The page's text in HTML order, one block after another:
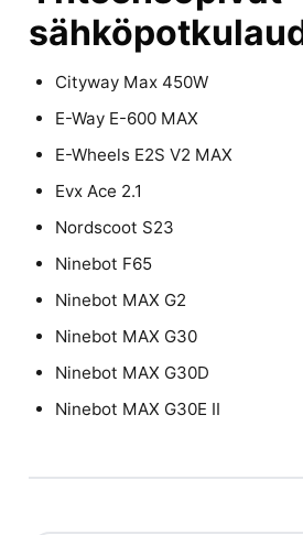
Cityway Max 450W
E-Way E-600 MAX
E-Wheels E2S V2 MAX
Evx Ace 2.1
Nordscoot S23
Ninebot F65
Ninebot MAX G2
Ninebot MAX G30
Ninebot MAX G30D
Ninebot MAX G30E II